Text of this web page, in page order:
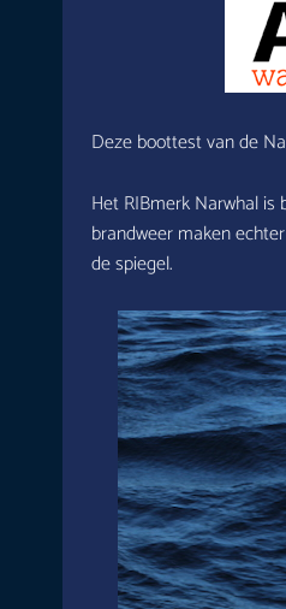
Deze boottest van de
Het RIBmerk Narwhal is
brandweer maken
de spiegel.